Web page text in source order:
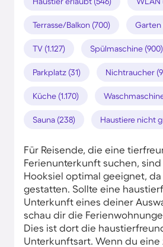
Terrasse/Balkon (700) Garten
TV (1.127) Spülmaschine (900)
Parkplatz (31) Nichtraucher
Küche (1.170)
Sauna (238) Haustiere nicht
Für Reisende, die eine
Ferienunterkunft suchen,
Hooksiel optimal geeignet,
gestatten. Sollte eine
Unterkunft eines deiner
schau dir die
Dies ist dort die
Unterkunftsart. Wenn du eine